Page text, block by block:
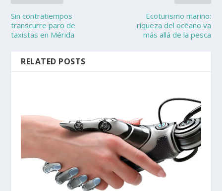
Sin contratiempos
transcurre paro de
taxistas en Mérida
Ecoturismo marino:
riqueza del océano va
más allá de la pesca
RELATED POSTS